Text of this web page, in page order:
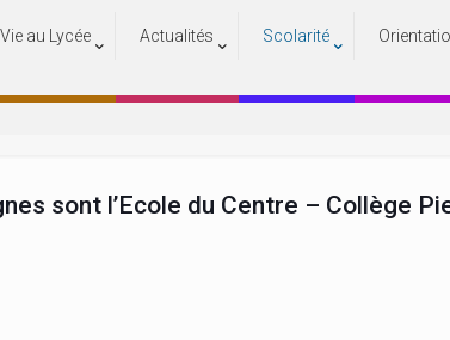
Vie au Lycée Actualités Scolarité
partenaires
Etablissements partenaires
sont l’Ecole du Centre – Collège